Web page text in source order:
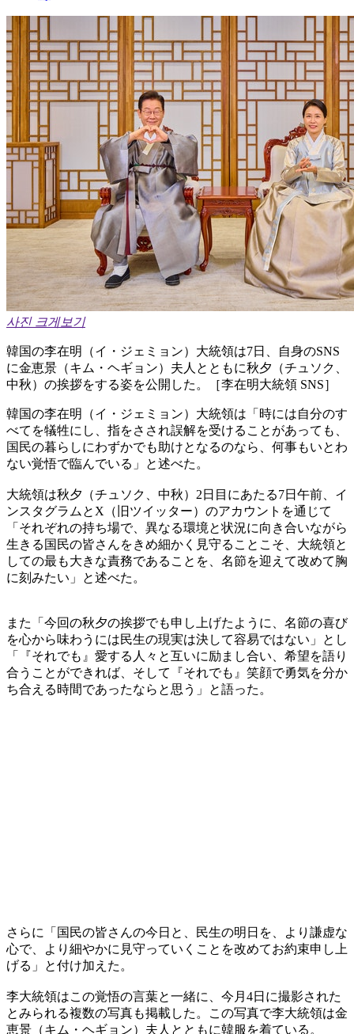
사진 크게보기
韓国の李在明（イ・ジェミョン）大統領は7日、自身のSNS
に金恵景（キム・ヘギョン）夫人とともに秋夕（チュソク、
中秋）の挨拶をする姿を公開した。［李在明大統領 SNS］
韓国の李在明（イ・ジェミョン）大統領は「時には自分のす
べてを犠牲にし、指をさされ誤解を受けることがあっても、
国民の暮らしにわずかでも助けとなるのなら、何事もいとわ
ない覚悟で臨んでいる」と述べた。
大統領は秋夕（チュソク、中秋）2日目にあたる7日午前、イ
ンスタグラムとX（旧ツイッター）のアカウントを通じて
「それぞれの持ち場で、異なる環境と状況に向き合いながら
生きる国民の皆さんをきめ細かく見守ることこそ、大統領と
しての最も大きな責務であることを、名節を迎えて改めて胸
に刻みたい」と述べた。
また「今回の秋夕の挨拶でも申し上げたように、名節の喜び
を心から味わうには民生の現実は決して容易ではない」とし
「『それでも』愛する人々と互いに励まし合い、希望を語り
合うことができれば、そして『それでも』笑顔で勇気を分か
ち合える時間であったならと思う」と語った。
さらに「国民の皆さんの今日と、民生の明日を、より謙虚な
心で、より細やかに見守っていくことを改めてお約束申し上
げる」と付け加えた。
李大統領はこの覚悟の言葉と一緒に、今月4日に撮影された
とみられる複数の写真も掲載した。この写真で李大統領は金
恵景（キム・ヘギョン）夫人とともに韓服を着ている。